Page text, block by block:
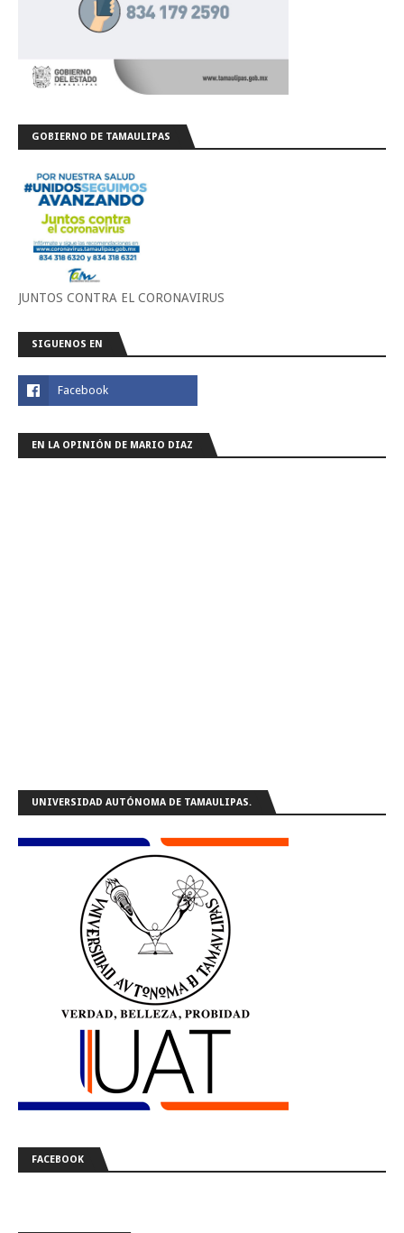
GOBIERNO DE TAMAULIPAS
JUNTOS CONTRA EL CORONAVIRUS
SIGUENOS EN
EN LA OPINIÓN DE MARIO DIAZ
UNIVERSIDAD AUTÓNOMA DE TAMAULIPAS.
FACEBOOK